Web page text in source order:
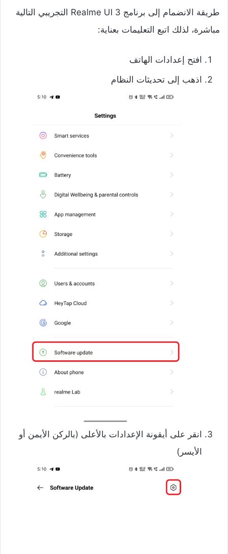
طريقة الانضمام إلى برنامج Realme UI 3 التجريبي التالية
مباشرة، لذلك اتبع التعليمات بعناية:
افتح إعدادات الهاتف
اذهب إلى تحديثات النظام
انقر على أيقونة الإعدادات بالأعلى (بالركن الأيمن أو
الأيسر)